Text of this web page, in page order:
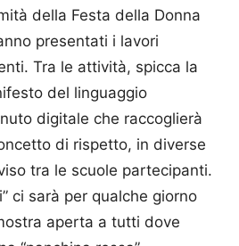
della Festa della Donna
presentati i lavori
Tra le attività, spicca la
del linguaggio
digitale che raccoglierà
di rispetto, in diverse
tra le scuole partecipanti.
ci sarà per qualche giorno
aperta a tutti dove